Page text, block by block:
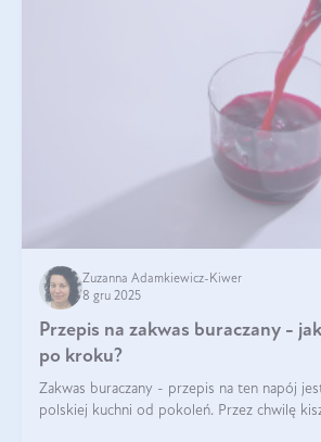
Zuzanna Adamkiewicz-Kiwer
8 gru 2025
Przepis na zakwas buraczany -
po kroku?
Zakwas buraczany - przepis na ten napój
polskiej kuchni od pokoleń. Przez chwilę